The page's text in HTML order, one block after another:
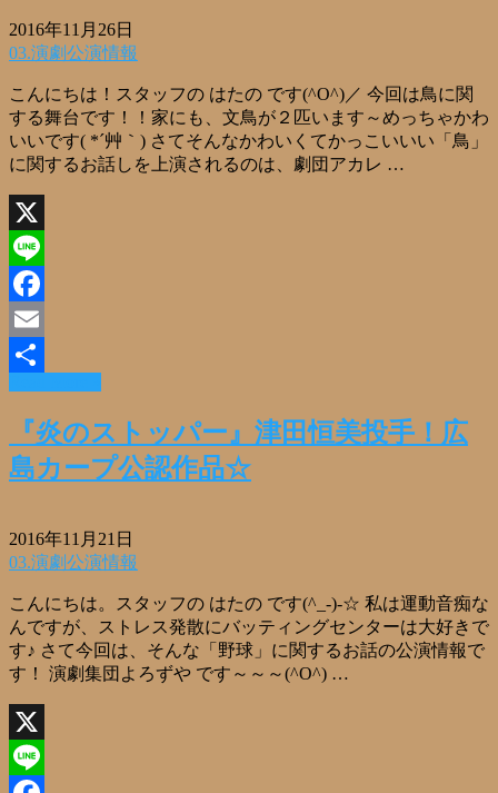
2016年11月26日
03.演劇公演情報
こんにちは！スタッフの はたの です(^O^)／ 今回は鳥に関
する舞台です！！家にも、文鳥が２匹います～めっちゃかわ
いいです( *´艸｀) さてそんなかわいくてかっこいいい「鳥」
に関するお話しを上演されるのは、劇団アカレ …
X
Line
Facebook
Email
共
有『炎のストッパー』津田恒美投手！広
島カープ公認作品☆
2016年11月21日
03.演劇公演情報
こんにちは。スタッフの はたの です(^_-)-☆ 私は運動音痴な
んですが、ストレス発散にバッティングセンターは大好きで
す♪ さて今回は、そんな「野球」に関するお話の公演情報で
す！ 演劇集団よろずや です～～～(^O^) …
X